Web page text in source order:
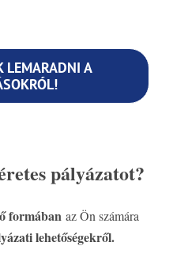
LEMARADNI A
pályázatot?
formában az Ön számára
lehetőségekről.